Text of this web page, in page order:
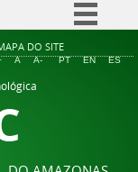
à informação
DO SITE
A A- PT EN ES